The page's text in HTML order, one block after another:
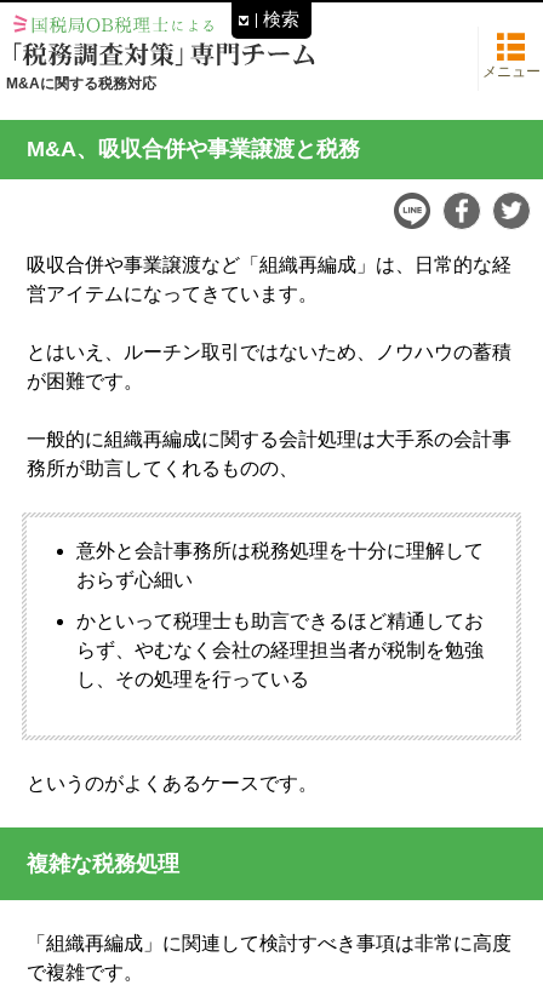
M&Aに関する税務対応
メニュー
M&A、吸収合併や事業譲渡と税務
吸収合併や事業譲渡など「組織再編成」は、日常的な経
営アイテムになってきています。
とはいえ、ルーチン取引ではないため、ノウハウの蓄積
が困難です。
一般的に組織再編成に関する会計処理は大手系の会計事
務所が助言してくれるものの、
意外と会計事務所は税務処理を十分に理解して
おらず心細い
かといって税理士も助言できるほど精通してお
らず、やむなく会社の経理担当者が税制を勉強
し、その処理を行っている
というのがよくあるケースです。
複雑な税務処理
「組織再編成」に関連して検討すべき事項は非常に高度
で複雑です。
検索